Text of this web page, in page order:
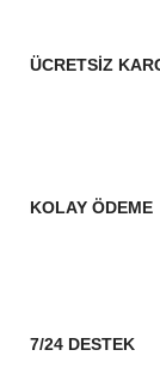
ÜCRETSİZ
KOLAY ÖDEME
7/24 DESTEK